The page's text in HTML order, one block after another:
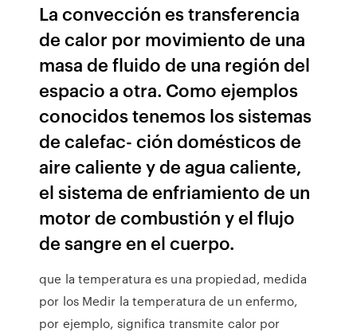
La convección es transferencia
de calor por movimiento de una
masa de fluido de una región del
espacio a otra. Como ejemplos
conocidos tenemos los sistemas
de calefac- ción domésticos de
aire caliente y de agua caliente,
el sistema de enfriamiento de un
motor de combustión y el flujo
de sangre en el cuerpo.
que la temperatura es una propiedad, medida
por los Medir la temperatura de un enfermo,
por ejemplo, significa transmite calor por